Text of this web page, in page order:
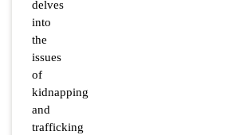
delves
into
the
issues
of
kidnapping
and
trafficking